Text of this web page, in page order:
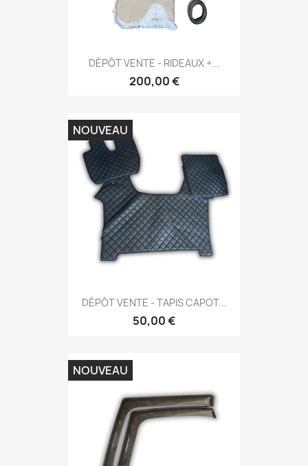
DÉPÔT VENTE - RIDEAUX +...
200,00 €
DÉPÔT VENTE - TAPIS CAPOT...
50,00 €
NOUVEAU
NOUVEAU